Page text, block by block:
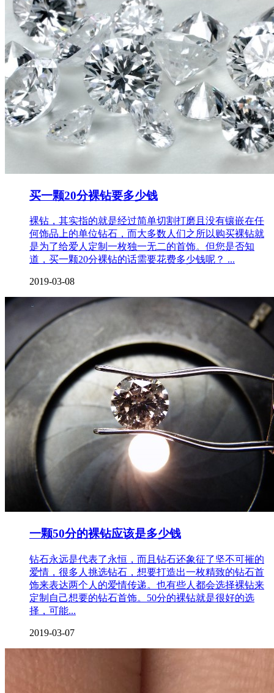
买一颗20分裸钻要多少钱
裸钻，其实指的就是经过简单切割打磨且没有镶嵌在任
何饰品上的单位钻石，而大多数人们之所以购买裸钻就
是为了给爱人定制一枚独一无二的首饰。但您是否知
道，买一颗20分裸钻的话需要花费多少钱呢？ ...
2019-03-08
一颗50分的裸钻应该是多少钱
钻石永远是代表了永恒，而且钻石还象征了坚不可摧的
爱情，很多人挑选钻石，想要打造出一枚精致的钻石首
饰来表达两个人的爱情传递。也有些人都会选择裸钻来
定制自己想要的钻石首饰。50分的裸钻就是很好的选
择，可能...
2019-03-07